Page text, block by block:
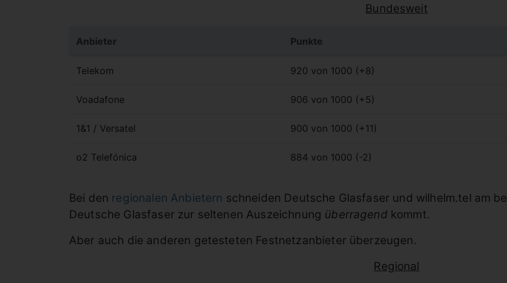
Bundesweit
Anbieter Punkte
Telekom 920 von 1000 (+8)
Voadafone 906 von 1000 (+5)
1&1 / Versatel 900 von 1000 (+11)
o2 Telefónica 884 von 1000 (-2)
Bei den regionalen Anbietern schneiden Deutsche Glasfaser und wilhelm.tel am
Deutsche Glasfaser zur seltenen Auszeichnung überragend kommt.
Aber auch die anderen getesteten Festnetzanbieter überzeugen.
Regional